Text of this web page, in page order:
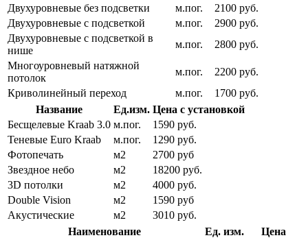
Двухуровневые без подсветки
м.пог.
2100 руб.
Двухуровневые с подсветкой
м.пог.
2900 руб.
Двухуровневые с подсветкой в
нише
м.пог.
2800 руб.
Многоуровневый натяжной
потолок
м.пог.
2200 руб.
Криволинейный переход
м.пог.
1700 руб.
Название
Ед.изм. Цена с установкой
Бесщелевые Kraab 3.0 м.пог.
1590 руб.
Теневые Euro Kraab
м.пог.
1290 руб.
Фотопечать
м2
2700 руб
Звездное небо
м2
18200 руб.
3D потолки
м2
4000 руб.
Double Vision
м2
1590 руб
Акустические
м2
3010 руб.
Наименование
Ед. изм.
Цена